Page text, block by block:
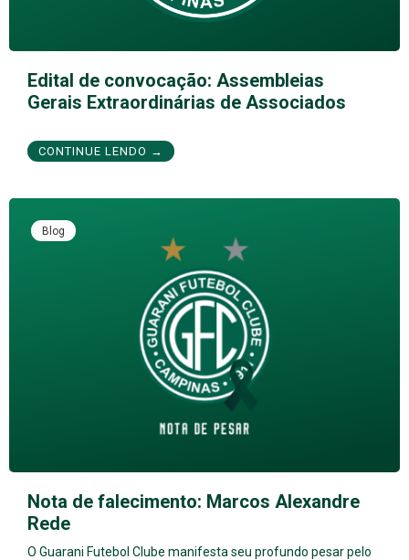
Edital de convocação: Assembleias
Gerais Extraordinárias de Associados
CONTINUE LENDO →
Blog
Nota de falecimento: Marcos Alexandre
Rede
O Guarani Futebol Clube manifesta seu profundo pesar pelo